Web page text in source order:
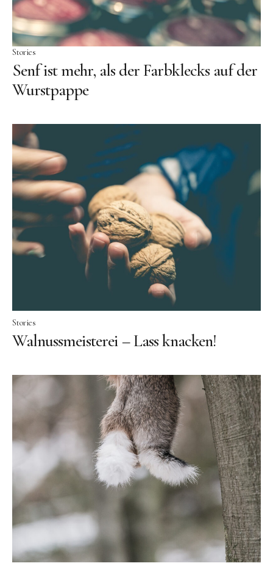
Stories
Senf ist mehr, als der Farbklecks auf der
Wurstpappe
Stories
Walnussmeisterei – Lass knacken!